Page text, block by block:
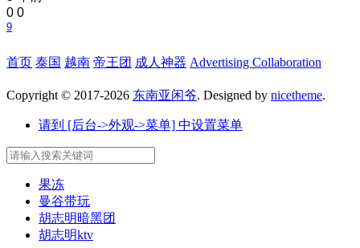
0 0
9
首页 泰国 越南 帝王团 成人神器 Advertising Collaboration
Copyright © 2017-2026 东南亚闲爷. Designed by nicetheme.
请到 [后台->外观->菜单] 中设置菜单
果冻
曼谷带玩
胡志明暗黑团
胡志明ktv